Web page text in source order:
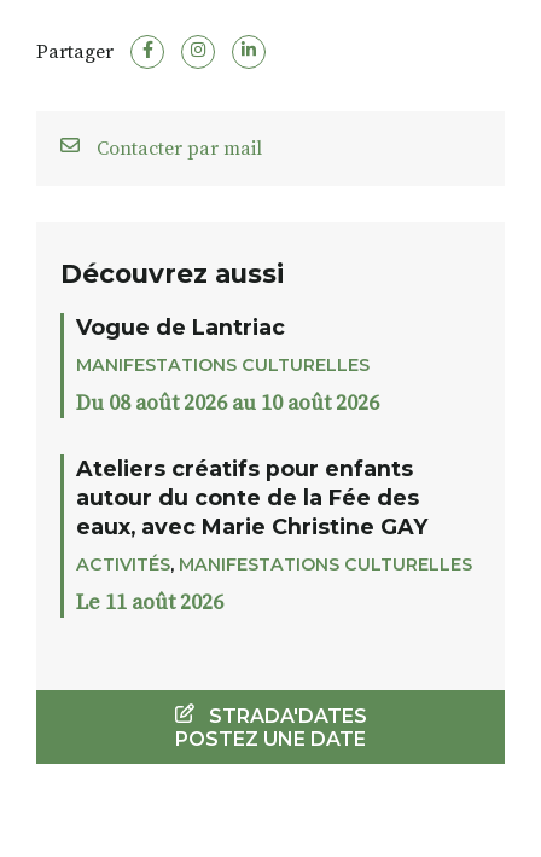
Partager
Contacter par mail
Découvrez aussi
Vogue de Lantriac
MANIFESTATIONS CULTURELLES
Du 08 août 2026 au 10 août 2026
Ateliers créatifs pour enfants
autour du conte de la Fée des
eaux, avec Marie Christine GAY
ACTIVITÉS, MANIFESTATIONS CULTURELLES
Le 11 août 2026
STRADA'DATES
POSTEZ UNE DATE